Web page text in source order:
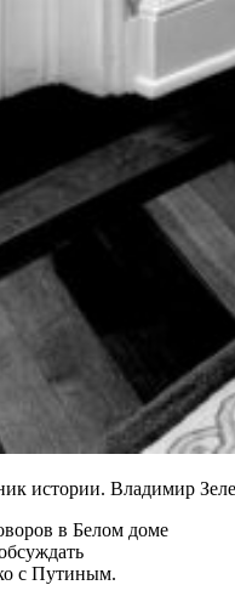
истории. Владимир
в Белом доме
с Путиным.